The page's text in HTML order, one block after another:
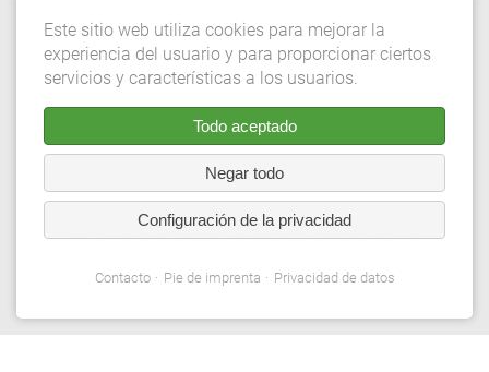
Pie de imprenta
Privacidad de datos
Términos y condiciones generales
Configuración de privacidad
© 2026 Gebrüder Meiser GmbH. Quedan reservados todos
Este sitio web utiliza cookies para mejorar la
experiencia del usuario y para proporcionar ciertos
servicios y características a los usuarios.
Todo aceptado
Negar todo
Configuración de la privacidad
Contacto Pie de imprenta Privacidad de datos